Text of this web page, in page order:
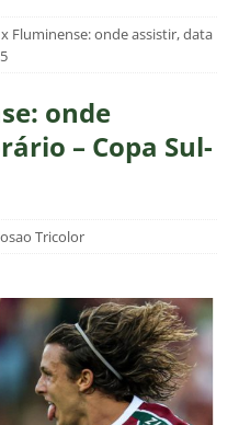
Fluminense: onde assistir, data
onde
– Copa Sul-
Tricolor